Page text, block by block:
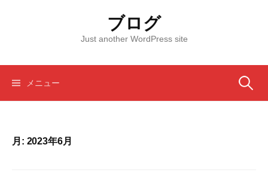
ツ
ブログ
Just another WordPress site
メニュー 検
月: 2023年6月